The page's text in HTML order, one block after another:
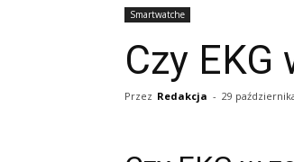
Smartwatche
Czy
Przez Redakcja - 29